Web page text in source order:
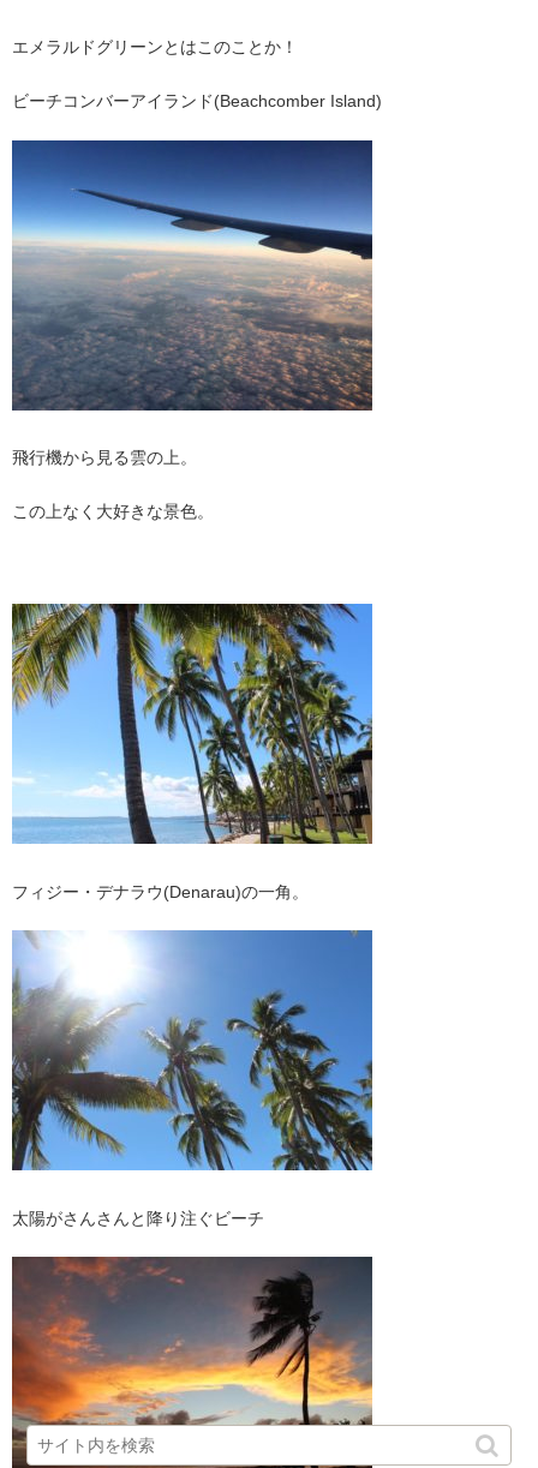
エメラルドグリーンとはこのことか！
ビーチコンバーアイランド(Beachcomber Island)
飛行機から見る雲の上。
この上なく大好きな景色。
フィジー・デナラウ(Denarau)の一角。
太陽がさんさんと降り注ぐビーチ